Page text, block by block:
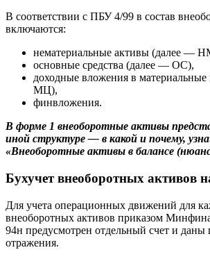
В соответствии с ПБУ 4/99 в состав
включаются:
нематериальные активы (далее —
основные средства (далее — ОС),
доходные вложения в
МЦ),
финвложения.
В форме 1 внеоборотные активы
иной структуре — в какой и почему,
«Внеоборотные активы в балансе
Бухучет внеоборотных активов
Для учета операционных движений для
внеоборотных активов приказом
94н предусмотрен отдельный счет и даны
отражения.